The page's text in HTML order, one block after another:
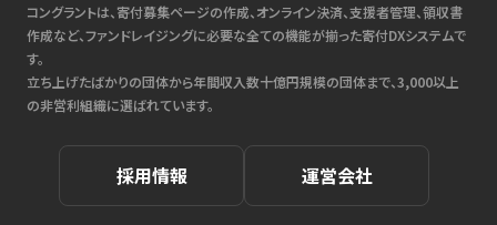
コングラントは、寄付募集ページの作成、オンライン決済、支援者管理、領収書
作成など、ファンドレイジングに必要な全ての機能が揃った寄付DXシステムで
す。
立ち上げたばかりの団体から年間収入数十億円規模の団体まで、3,000以上
の非営利組織に選ばれています。
採用情報 運営会社